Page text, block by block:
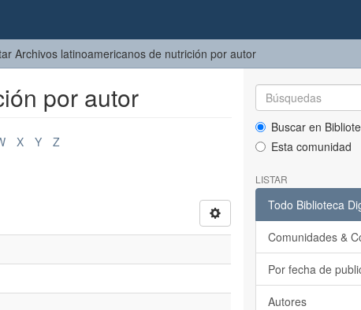
Archivos latinoamericanos de nutrición por autor
por autor
X Y Z
Buscar en
Esta comunidad
LISTAR
Todo Biblioteca
Comunidades &
Por fecha de
Autores